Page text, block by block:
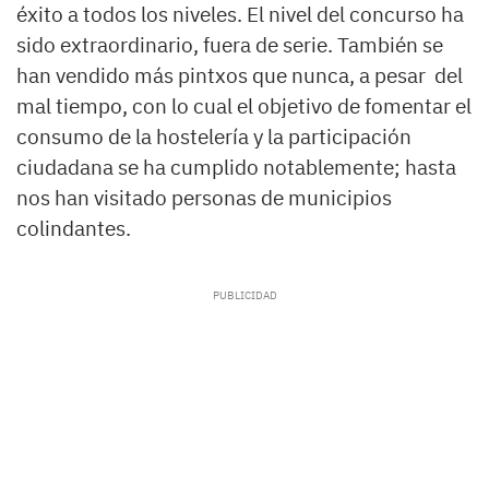
éxito a todos los niveles. El nivel del concurso ha
sido extraordinario, fuera de serie. También se
han vendido más pintxos que nunca, a pesar del
mal tiempo, con lo cual el objetivo de fomentar el
consumo de la hostelería y la participación
ciudadana se ha cumplido notablemente; hasta
nos han visitado personas de municipios
colindantes.